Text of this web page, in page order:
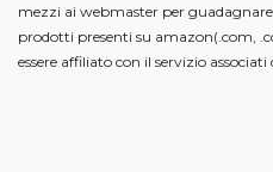
mezzi ai webmaster per
prodotti presenti su amazon(.com,
essere affiliato con il servizio